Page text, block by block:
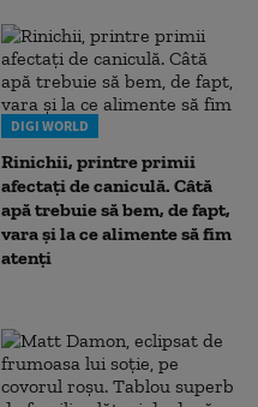
DIGI WORLD
Rinichii, printre primii
afectați de caniculă. Câtă
apă trebuie să bem, de fapt,
vara și la ce alimente să fim
atenți